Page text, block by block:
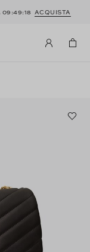
09:49:17 ACQUISTA